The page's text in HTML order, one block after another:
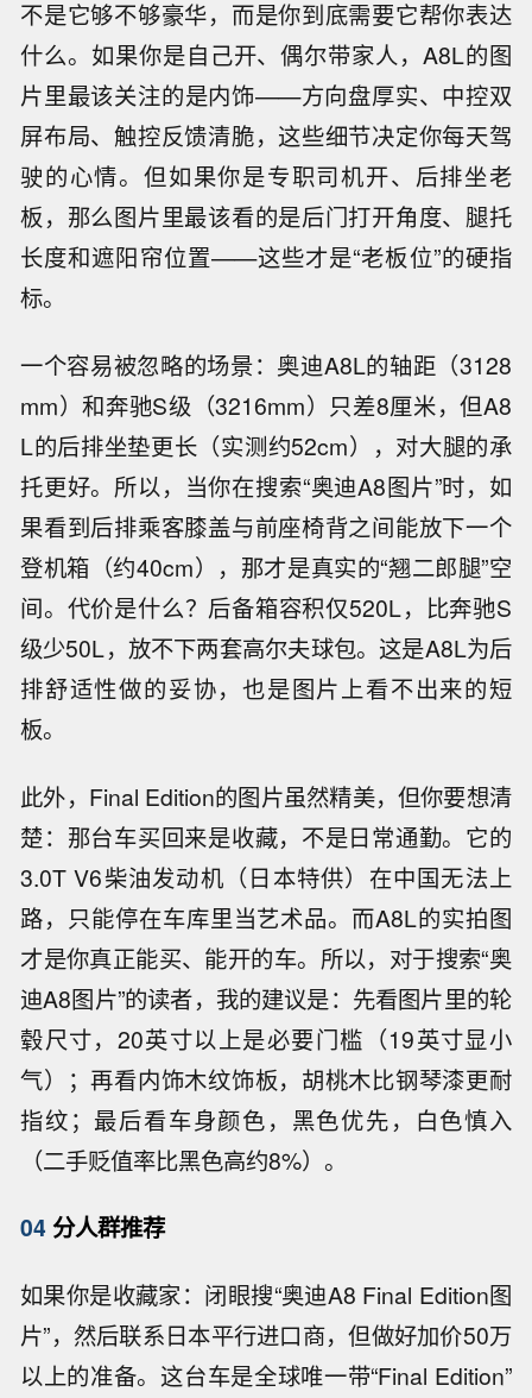
不是它够不够豪华，而是你到底需要它帮你表达
什么。如果你是自己开、偶尔带家人，A8L的图
片里最该关注的是内饰——方向盘厚实、中控双
屏布局、触控反馈清脆，这些细节决定你每天驾
驶的心情。但如果你是专职司机开、后排坐老
板，那么图片里最该看的是后门打开角度、腿托
长度和遮阳帘位置——这些才是“老板位”的硬指
标。
一个容易被忽略的场景：奥迪A8L的轴距（3128
mm）和奔驰S级（3216mm）只差8厘米，但A8
L的后排坐垫更长（实测约52cm），对大腿的承
托更好。所以，当你在搜索“奥迪A8图片”时，如
果看到后排乘客膝盖与前座椅背之间能放下一个
登机箱（约40cm），那才是真实的“翘二郎腿”空
间。代价是什么？后备箱容积仅520L，比奔驰S
级少50L，放不下两套高尔夫球包。这是A8L为后
排舒适性做的妥协，也是图片上看不出来的短
板。
此外，Final Edition的图片虽然精美，但你要想清
楚：那台车买回来是收藏，不是日常通勤。它的
3.0T V6柴油发动机（日本特供）在中国无法上
路，只能停在车库里当艺术品。而A8L的实拍图
才是你真正能买、能开的车。所以，对于搜索“奥
迪A8图片”的读者，我的建议是：先看图片里的轮
毂尺寸，20英寸以上是必要门槛（19英寸显小
气）；再看内饰木纹饰板，胡桃木比钢琴漆更耐
指纹；最后看车身颜色，黑色优先，白色慎入
（二手贬值率比黑色高约8%）。
04 分人群推荐
如果你是收藏家：闭眼搜“奥迪A8 Final Edition图
片”，然后联系日本平行进口商，但做好加价50万
以上的准备。这台车是全球唯一带“Final Edition”